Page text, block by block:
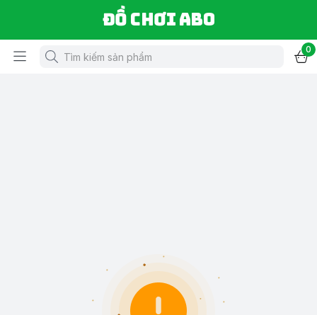
Đồ chơi ABO
0